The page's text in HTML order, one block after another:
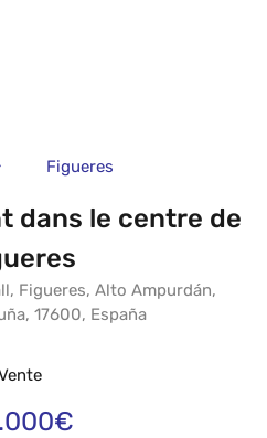
Figueres
dans le centre de
Figueres, Alto Ampurdán,
17600, España